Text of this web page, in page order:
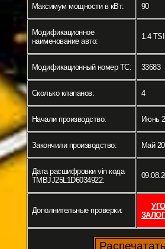
Максимум мощности в кВт: 90
Модификационное
наименование авто:
1.4 TSI
Модификационный номер ТС: 33683
Сколько клапанов: 4
Начали производство: Июнь
Закончили производство: Май
Дата расшифровки vin кода
TMBJJ25L1D6034922:
Дополнительные проверки:
ЗАЛОГ